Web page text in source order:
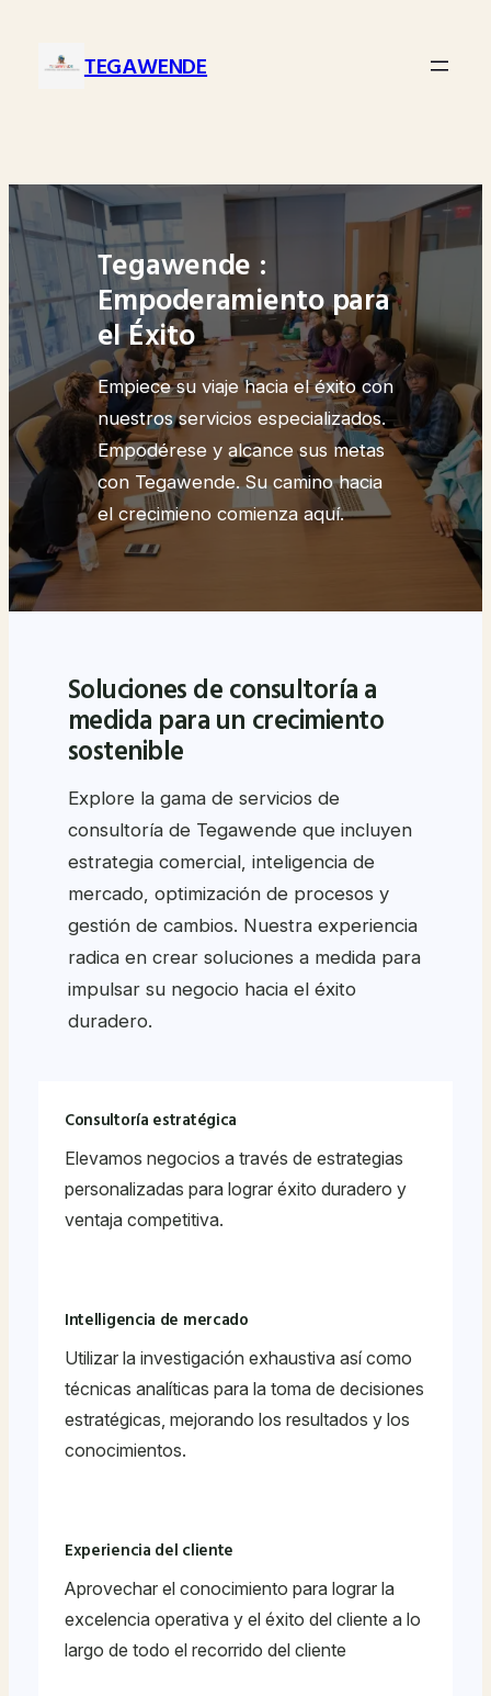
contenido TEGAWENDE
Tegawende :
Empoderamiento para
el Éxito
Empiece su viaje hacia el éxito con
nuestros servicios especializados.
Empodérese y alcance sus metas
con Tegawende. Su camino hacia
el crecimieno comienza aquí.
Soluciones de consultoría a
medida para un crecimiento
sostenible
Explore la gama de servicios de
consultoría de Tegawende que incluyen
estrategia comercial, inteligencia de
mercado, optimización de procesos y
gestión de cambios. Nuestra experiencia
radica en crear soluciones a medida para
impulsar su negocio hacia el éxito
duradero.
Consultoría estratégica
Elevamos negocios a través de estrategias
personalizadas para lograr éxito duradero y
ventaja competitiva.
Intelligencia de mercado
Utilizar la investigación exhaustiva así como
técnicas analíticas para la toma de decisiones
estratégicas, mejorando los resultados y los
conocimientos.
Experiencia del cliente
Aprovechar el conocimiento para lograr la
excelencia operativa y el éxito del cliente a lo
largo de todo el recorrido del cliente